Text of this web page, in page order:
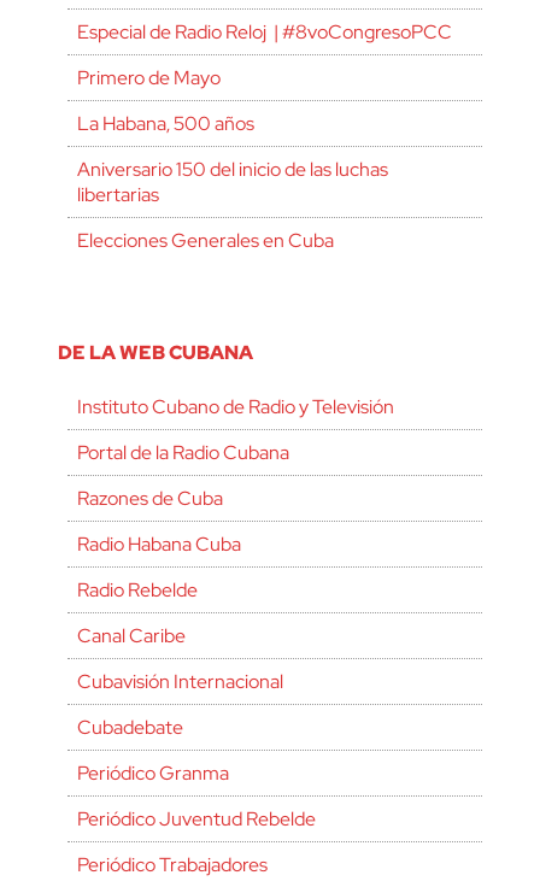
Especial de Radio Reloj | #8voCongresoPCC
Primero de Mayo
La Habana, 500 años
Aniversario 150 del inicio de las luchas
libertarias
Elecciones Generales en Cuba
DE LA WEB CUBANA
Instituto Cubano de Radio y Televisión
Portal de la Radio Cubana
Razones de Cuba
Radio Habana Cuba
Radio Rebelde
Canal Caribe
Cubavisión Internacional
Cubadebate
Periódico Granma
Periódico Juventud Rebelde
Periódico Trabajadores